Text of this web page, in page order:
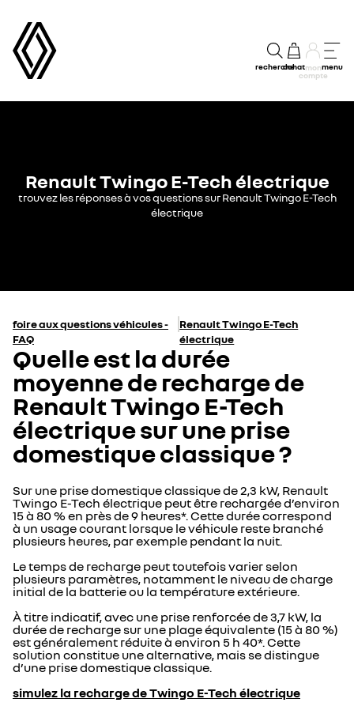
rechercheachatmon
compte
menu
Renault Twingo E-Tech électrique
trouvez les réponses à vos questions sur Renault Twingo E-Tech
électrique
foire aux questions véhicules -
FAQ
Renault Twingo E-Tech
électrique
Quelle est la durée
moyenne de recharge de
Renault Twingo E-Tech
électrique sur une prise
domestique classique ?
Sur une prise domestique classique de 2,3 kW, Renault
Twingo E-Tech électrique peut être rechargée d’environ
15 à 80 % en près de 9 heures*. Cette durée correspond
à un usage courant lorsque le véhicule reste branché
plusieurs heures, par exemple pendant la nuit.
Le temps de recharge peut toutefois varier selon
plusieurs paramètres, notamment le niveau de charge
initial de la batterie ou la température extérieure.
À titre indicatif, avec une prise renforcée de 3,7 kW, la
durée de recharge sur une plage équivalente (15 à 80 %)
est généralement réduite à environ 5 h 40*. Cette
solution constitue une alternative, mais se distingue
d’une prise domestique classique.
simulez la recharge de Twingo E-Tech électrique